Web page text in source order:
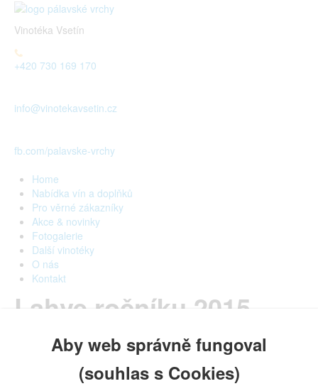
Aby web správně fungoval
(souhlas s Cookies)
Vinotéka Vsetín
+420 730 169 170
info@vinotekavsetin.cz
fb.com/palavske-vrchy
Home
Nabídka vín a doplňků
Pro věrné zákazníky
Akce & novinky
Fotogalerie
Další vinotéky
O nás
Kontakt
Lahve ročníku 2015
Naskladňujeme nová lahvová vína ročníku 2015. Do nabídky
jsme nově zařadili vína od vinařství Tetur z Velkých Bílovic v
cenách od 140 do 220 Kč. Jedná se moderní vinařství, s